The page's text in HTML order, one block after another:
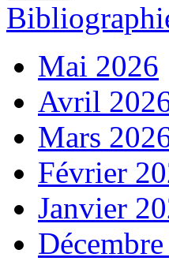
Mai 2026
Avril
Mars
Février
Janvier